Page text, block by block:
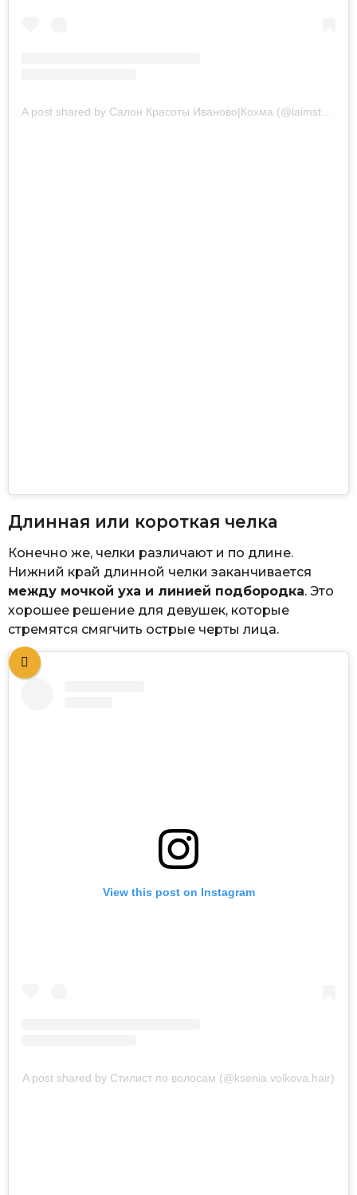
Длинная или короткая челка
Конечно же, челки различают и по длине.
Нижний край длинной челки заканчивается
между мочкой уха и линией подбородка. Это
хорошее решение для девушек, которые
стремятся смягчить острые черты лица.
View this post on Instagram
A post shared by Стилист по волосам (@ksenia.volkova.hair)